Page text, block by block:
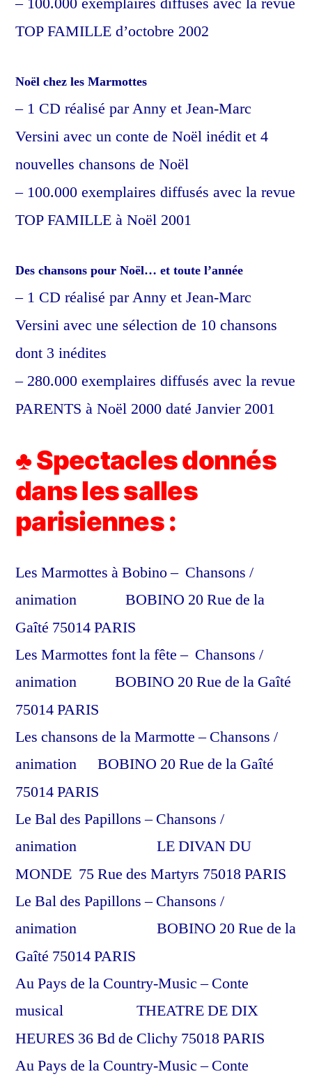
TOP FAMILLE d’octobre 2002
Noël chez les Marmottes
– 1 CD réalisé par Anny et Jean-Marc
Versini avec un conte de Noël inédit et 4
nouvelles chansons de Noël
– 100.000 exemplaires diffusés avec la revue
TOP FAMILLE à Noël 2001
Des chansons pour Noël… et toute l’année
– 1 CD réalisé par Anny et Jean-Marc
Versini avec une sélection de 10 chansons
dont 3 inédites
– 280.000 exemplaires diffusés avec la revue
PARENTS à Noël 2000 daté Janvier 2001
♣ Spectacles donnés
dans les salles
parisiennes :
Les Marmottes à Bobino – Chansons /
animation BOBINO 20 Rue de la
Gaîté 75014 PARIS
Les Marmottes font la fête – Chansons /
animation BOBINO 20 Rue de la Gaîté
75014 PARIS
Les chansons de la Marmotte – Chansons /
animation BOBINO 20 Rue de la Gaîté
75014 PARIS
Le Bal des Papillons – Chansons /
animation LE DIVAN DU
MONDE 75 Rue des Martyrs 75018 PARIS
Le Bal des Papillons – Chansons /
animation BOBINO 20 Rue de la
Gaîté 75014 PARIS
Au Pays de la Country-Music – Conte
musical THEATRE DE DIX
HEURES 36 Bd de Clichy 75018 PARIS
Au Pays de la Country-Music – Conte